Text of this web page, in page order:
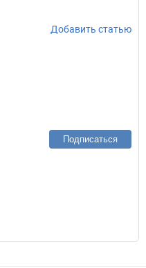
Добавить статью
Подписаться